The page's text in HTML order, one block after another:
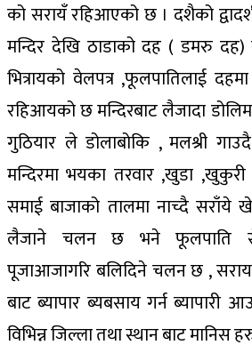
को सरायँ रहिआएको छ । दशैको
मन्दिर देखि ठाडाको दह ( डमरु
भित्रायको वेलपत्र ,फूलपातिलाई
रहिआयको छ मन्दिरबाट लैजादा
गुठियार ले डोलाबोकि , मलश्री
मन्दिरमा भयका तरवार ,खुडा
समाई बाजाको तालमा नाच्दै
लैजाने चलन छ भने फूलपाति
पूजाआजागरि बलिदिने चलन छ ,
बाट ब्यापार ब्यबसाय गर्न ब्यापारी
विभिन्न जिल्ला तथा स्थान बाट मानिस